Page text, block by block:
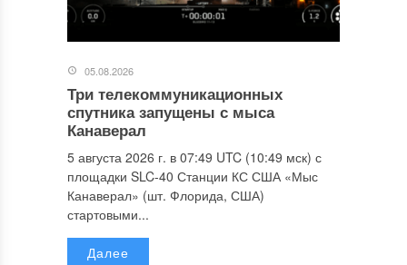
05.08.2026
Три телекоммуникационных
спутника запущены с мыса
Канаверал
5 августа 2026 г. в 07:49 UTC (10:49 мск) с
площадки SLC-40 Станции КС США «Мыс
Канаверал» (шт. Флорида, США)
стартовыми...
Далее